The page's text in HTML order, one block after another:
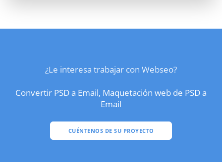
¿Le interesa trabajar con Webseo?
Convertir PSD a Email, Maquetación web de PSD a
Email
CUÉNTENOS DE SU PROYECTO